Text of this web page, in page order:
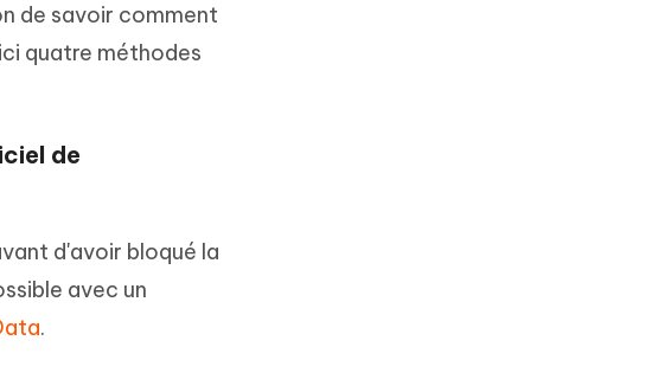
de savoir comment
quatre méthodes
de
d'avoir bloqué la
avec un
.